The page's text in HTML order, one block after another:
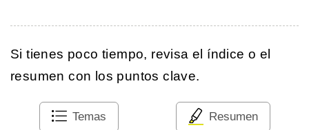
Si tienes poco tiempo, revisa el índice o el
resumen con los puntos clave.
Temas Resumen